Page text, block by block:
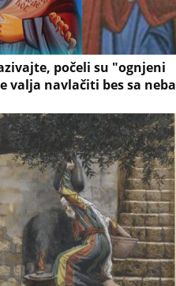
počeli su "ognjeni
valja navlačiti bes sa neba